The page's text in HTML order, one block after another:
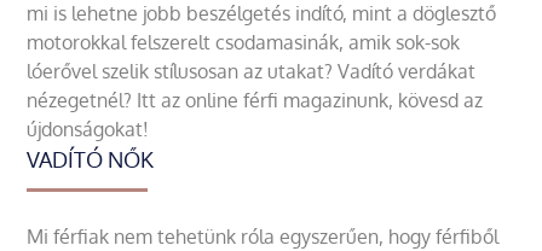
mi is lehetne jobb beszélgetés indító, mint a döglesztő
motorokkal felszerelt csodamasinák, amik sok-sok
lóerővel szelik stílusosan az utakat? Vadító verdákat
nézegetnél? Itt az online férfi magazinunk, kövesd az
újdonságokat!
VADÍTÓ NŐK
Mi férfiak nem tehetünk róla egyszerűen, hogy férfiből